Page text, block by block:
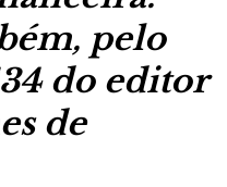
pelo
do editor
de